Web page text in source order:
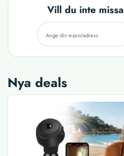
Vill du inte
Nya deals